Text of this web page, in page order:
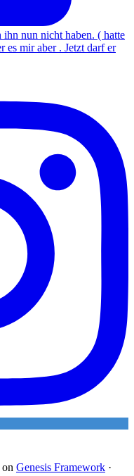
on Genesis Framework ·